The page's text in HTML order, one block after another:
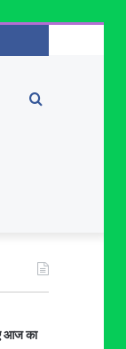
Search
आज का